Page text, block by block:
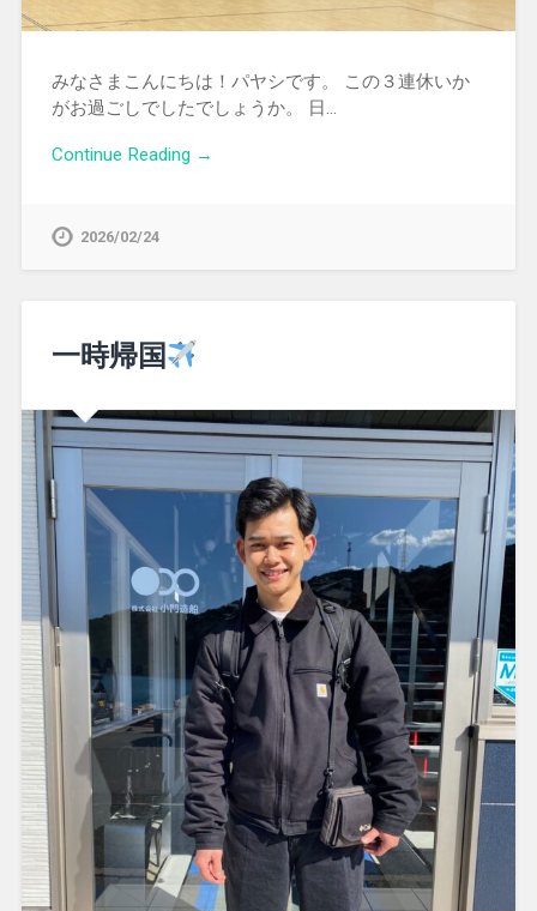
みなさまこんにちは！パヤシです。 この３連休いか
がお過ごしでしたでしょうか。 日…
Continue Reading →
2026/02/24
一時帰国